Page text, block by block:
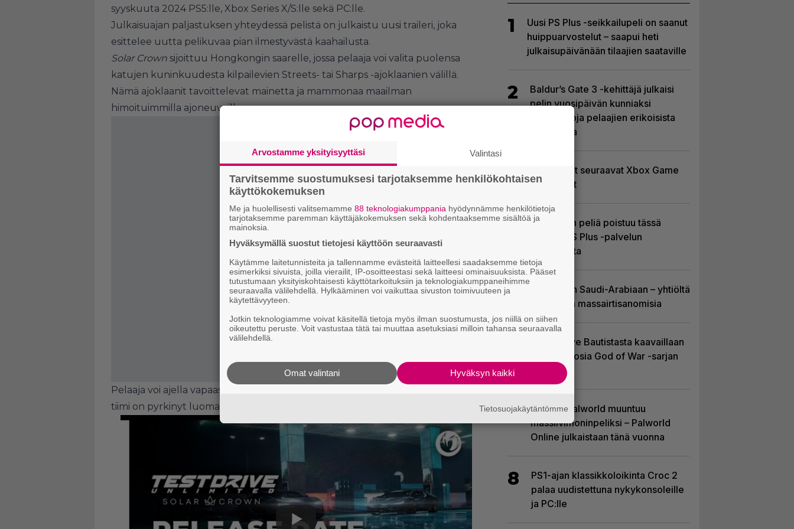
syyskuuta 2024 PS5:lle, Xbox Series X/S:lle sekä PC:lle.
Julkaisuajan paljastuksen yhteydessä pelistä on julkaistu uusi traileri, joka
esittelee uutta pelikuvaa pian ilmestyvästä kaahailusta.
Solar Crown sijoittuu Hongkongin saarelle, jossa pelaaja voi valita puolensa
katujen kuninkuudesta kilpailevien Streets- tai Sharps -ajoklaanien välillä.
Nämä ajoklaanit tavoittelevat mainetta ja mammonaa maailman
himoituimmilla ajoneuvoilla.
Pelaaja voi ajella vapaasti Hongkongin saarella, jonka monipuoliset maisemat
tiimi on pyrkinyt luomaan mahdollisimman autenttisiksi.
1
Uusi PS Plus -seikkailupeli on saanut
huippuarvostelut – saapui heti
julkaisupäivänään tilaajien saataville
2
Baldur’s Gate 3 -kehittäjä julkaisi
pelin vuosipäivän kunniaksi
tilastotietoja pelaajien erikoisista
valinnoista
3
Tässä ovat seuraavat Xbox Game
Pass -pelit
4
Yhdeksän peliä poistuu tässä
kuussa PS Plus -palvelun
tarjonnasta
5
EA myytiin Saudi-Arabiaan – yhtiöltä
odotetaan massairtisanomisia
Huhu: Dave Bautistasta kaavaillaan
uutta Kratosia God of War -sarjan
pääosaan
7
Hittipeli Palworld muuntuu
massiivimoninpeliksi – Palworld
Online julkaistaan tänä vuonna
8
PS1-ajan klassikkoloikinta Croc 2
palaa uudistettuna nykykonsoleille
ja PC:lle
Arvostamme yksityisyyttäsi Valintasi
Tarvitsemme suostumuksesi tarjotaksemme henkilökohtaisen
käyttökokemuksen
Me ja huolellisesti valitsemamme 88 teknologiakumppania hyödynnämme henkilötietoja
tarjotaksemme paremman käyttäjäkokemuksen sekä kohdentaaksemme sisältöä ja
mainoksia.
Hyväksymällä suostut tietojesi käyttöön seuraavasti
Käytämme laitetunnisteita ja tallennamme evästeitä laitteellesi saadaksemme tietoja
esimerkiksi sivuista, joilla vierailit, IP-osoitteestasi sekä laitteesi ominaisuuksista. Pääset
tutustumaan yksityiskohtaisesti käyttötarkoituksiin ja teknologiakumppaneihimme
seuraavalla välilehdellä. Hylkääminen voi vaikuttaa sivuston toimivuuteen ja
käytettävyyteen.
Jotkin teknologiamme voivat käsitellä tietoja myös ilman suostumusta, jos niillä on siihen
oikeutettu peruste. Voit vastustaa tätä tai muuttaa asetuksiasi milloin tahansa seuraavalla
välilehdellä.
Hyväksyn kaikki
Omat valintani
Tietosuojakäytäntömme